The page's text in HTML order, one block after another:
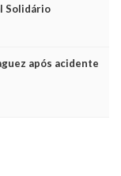
Solidário
após acidente